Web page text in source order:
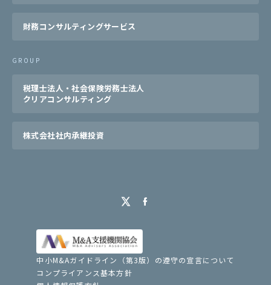
財務コンサルティングサービス
GROUP
税理士法人・社会保険労務士法人
クリアコンサルティング
株式会社社内承継投資
中小M&Aガイドライン（第3版）の遵守の宣言について
コンプライアンス基本方針